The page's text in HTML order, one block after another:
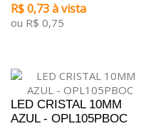
R$ 0,73 à vista
ou R$ 0,75
LED CRISTAL 10MM
AZUL - OPL105PBOC